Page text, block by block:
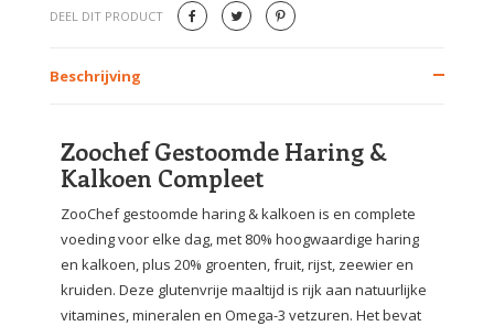
DEEL DIT PRODUCT
Beschrijving
Zoochef Gestoomde Haring &
Kalkoen Compleet
ZooChef gestoomde haring & kalkoen is en complete
voeding voor elke dag, met 80% hoogwaardige haring
en kalkoen, plus 20% groenten, fruit, rijst, zeewier en
kruiden. Deze glutenvrije maaltijd is rijk aan natuurlijke
vitamines, mineralen en Omega-3 vetzuren. Het bevat